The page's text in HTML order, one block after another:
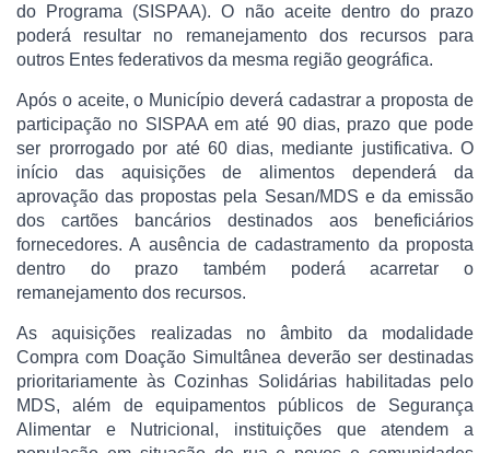
do Programa (SISPAA). O não aceite dentro do prazo
poderá resultar no remanejamento dos recursos para
outros Entes federativos da mesma região geográfica.
Após o aceite, o Município deverá cadastrar a proposta de
participação no SISPAA em até 90 dias, prazo que pode
ser prorrogado por até 60 dias, mediante justificativa. O
início das aquisições de alimentos dependerá da
aprovação das propostas pela Sesan/MDS e da emissão
dos cartões bancários destinados aos beneficiários
fornecedores. A ausência de cadastramento da proposta
dentro do prazo também poderá acarretar o
remanejamento dos recursos.
As aquisições realizadas no âmbito da modalidade
Compra com Doação Simultânea deverão ser destinadas
prioritariamente às Cozinhas Solidárias habilitadas pelo
MDS, além de equipamentos públicos de Segurança
Alimentar e Nutricional, instituições que atendem a